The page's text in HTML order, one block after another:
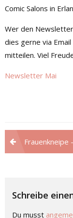
Comic Salons in
Wer den
dies gerne via
mitteilen. Viel
Newsletter Mai
Frauenkneipe – Neue
Schreibe
Du musst